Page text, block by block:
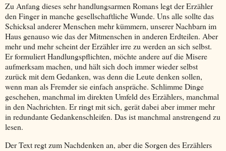
Zu Anfang dieses sehr handlungsarmen Romans legt der Erzähler
den Finger in manche gesellschaftliche Wunde. Uns alle sollte das
Schicksal anderer Menschen mehr kümmern, unserer Nachbarn im
Haus genauso wie das der Mitmenschen in anderen Erdteilen. Aber
mehr und mehr scheint der Erzähler irre zu werden an sich selbst.
Er formuliert Handlungspflichten, möchte andere auf die Misere
aufmerksam machen, und hält sich doch immer wieder selbst
zurück mit dem Gedanken, was denn die Leute denken sollen,
wenn man als Fremder sie einfach anspräche. Schlimme Dinge
geschehen, manchmal im direkten Umfeld des Erzählers, manchmal
in den Nachrichten. Er ringt mit sich, gerät dabei aber immer mehr
in redundante Gedankenschleifen. Das ist manchmal anstrengend zu
lesen.
Der Text regt zum Nachdenken an, aber die Sorgen des Erzählers